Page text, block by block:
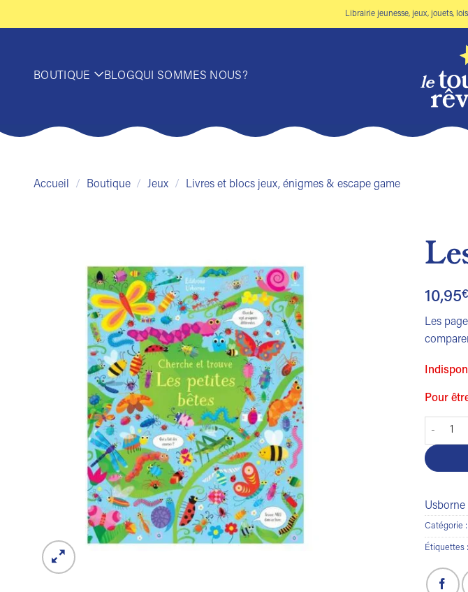
Librairie jeunesse, jeux, jouets,
BOUTIQUE BLOGQUI SOMMES NOUS?
Accueil / Boutique / Jeux / Livres et blocs jeux, énigmes & escape game
10,95€
Les
Pour
quantité
Usborne
Catégorie :
Étiquettes :